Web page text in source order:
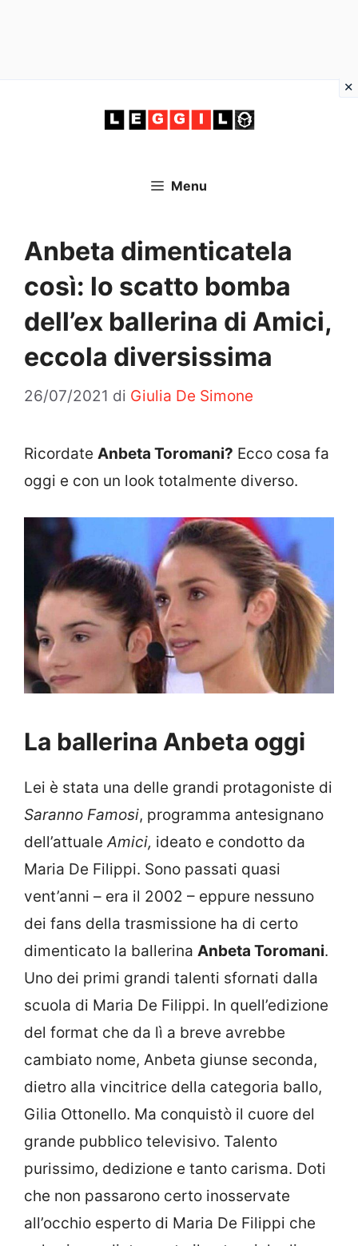
Menu
Anbeta dimenticatela
così: lo scatto bomba
dell’ex ballerina di Amici,
eccola diversissima
26/07/2021 di Giulia De Simone
Ricordate Anbeta Toromani? Ecco cosa fa
oggi e con un look totalmente diverso.
La ballerina Anbeta oggi
Lei è stata una delle grandi protagoniste di
Saranno Famosi, programma antesignano
dell’attualeAmici, ideato e condotto da
Maria De Filippi. Sono passati quasi
vent’anni – era il 2002 – eppure nessuno
dei fans della trasmissione ha di certo
dimenticato la ballerina Anbeta Toromani.
Uno dei primi grandi talenti sfornati dalla
scuola di Maria De Filippi. In quell’edizione
del format che da lì a breve avrebbe
cambiato nome, Anbeta giunse seconda,
dietro alla vincitrice della categoria ballo,
Gilia Ottonello. Ma conquistò il cuore del
grande pubblico televisivo. Talento
purissimo, dedizione e tanto carisma. Doti
che non passarono certo inosservate
all’occhio esperto di Maria De Filippi che